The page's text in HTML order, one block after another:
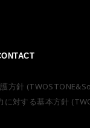
方針
に対する基本方針